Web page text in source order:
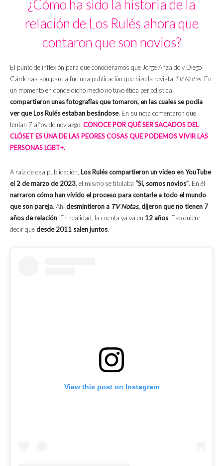
¿Cómo ha sido la historia de la
relación de Los Rulés ahora que
contaron que son novios?
El punto de inflexión para que conociéramos que Jorge Anzaldo y Diego
Cárdenas son pareja fue una publicación que hizo la revista TV Notas. En
un momento en donde dicho medio no tuvo ética periodística,
compartieron unas fotografías que tomaron, en las cuales se podía
ver que Los Rulés estaban besándose. En su nota comentaron que
tenían 7 años de noviazgo. CONOCE POR QUÉ SER SACADOS DEL
CLÓSET ES UNA DE LAS PEORES COSAS QUE PODEMOS VIVIR LAS
PERSONAS LGBT+.
A raíz de esa publicación, Los Rulés compartieron un video en YouTube
el 2 de marzo de 2023, el mismo se titulaba “Sí, somos novios”. En él
narraron cómo han vivido el proceso para contarle a todo el mundo
que son pareja. Ahídesmintieron a TV Notas, dijeron que no tienen 7
años de relación. En realidad, la cuenta ya va en 12 años. Eso quiere
decir quedesde 2011 salen juntos.
View this post on Instagram